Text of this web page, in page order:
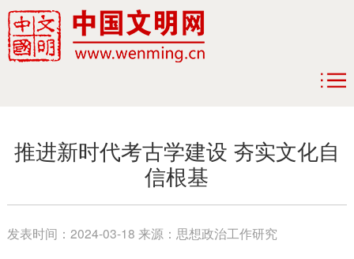
推进新时代考古学建设 夯实文化自
信根基
发表时间： 2024-03-18 来源： 思想政治工作研究